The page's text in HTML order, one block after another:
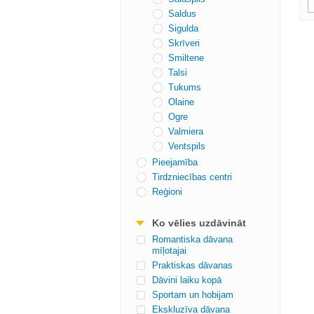
Saldus
Sigulda
Skrīveri
Smiltene
Talsi
Tukums
Olaine
Ogre
Valmiera
Ventspils
Pieejamība
Tirdzniecības centri
Reģioni
Ko vēlies uzdāvināt
Romantiska dāvana
mīļotajai
Praktiskas dāvanas
Dāvini laiku kopā
Sportam un hobijam
Ekskluzīva dāvana